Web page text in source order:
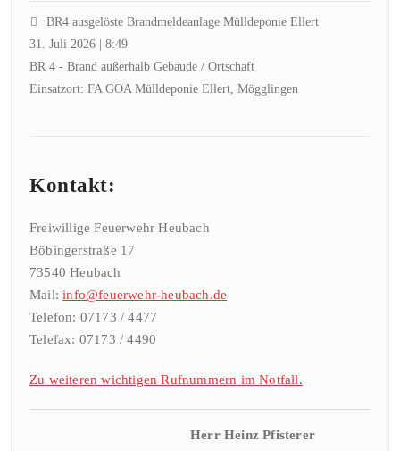
BR4 ausgelöste Brandmeldeanlage Mülldeponie Ellert
31. Juli 2026
8:49
BR 4 - Brand außerhalb Gebäude / Ortschaft
Einsatzort: FA GOA Mülldeponie Ellert, Mögglingen
Kontakt:
Freiwillige Feuerwehr Heubach
Böbingerstraße 17
73540 Heubach
Mail:info@feuerwehr-heubach.de
Telefon: 07173 / 4477
Telefax: 07173 / 4490
Zu weiteren wichtigen Rufnummern im Notfall.
Herr Heinz Pfisterer